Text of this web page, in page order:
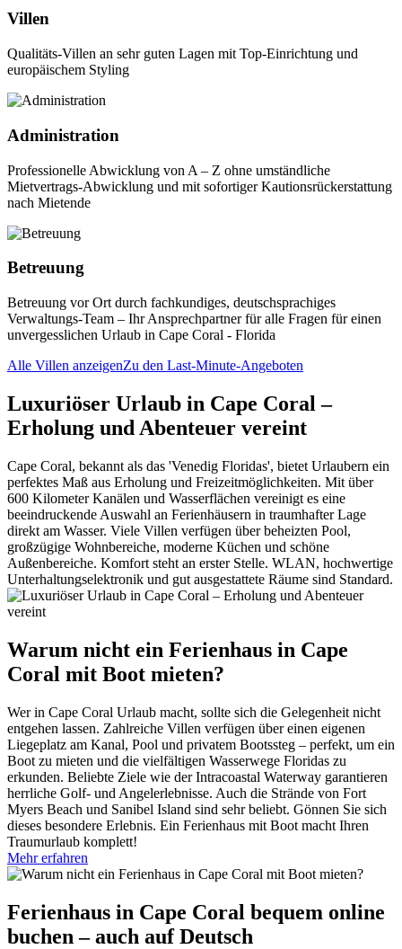
Villen
Qualitäts-Villen an sehr guten Lagen mit Top-Einrichtung und
europäischem Styling
Administration
Professionelle Abwicklung von A – Z ohne umständliche
Mietvertrags-Abwicklung und mit sofortiger Kautionsrückerstattung
nach Mietende
Betreuung
Betreuung vor Ort durch fachkundiges, deutschsprachiges
Verwaltungs-Team – Ihr Ansprechpartner für alle Fragen für einen
unvergesslichen Urlaub in Cape Coral - Florida
Alle Villen anzeigenZu den Last-Minute-Angeboten
Luxuriöser Urlaub in Cape Coral –
Erholung und Abenteuer vereint
Cape Coral, bekannt als das 'Venedig Floridas', bietet Urlaubern ein
perfektes Maß aus Erholung und Freizeitmöglichkeiten. Mit über
600 Kilometer Kanälen und Wasserflächen vereinigt es eine
beeindruckende Auswahl an Ferienhäusern in traumhafter Lage
direkt am Wasser. Viele Villen verfügen über beheizten Pool,
großzügige Wohnbereiche, moderne Küchen und schöne
Außenbereiche. Komfort steht an erster Stelle. WLAN, hochwertige
Unterhaltungselektronik und gut ausgestattete Räume sind Standard.
Warum nicht ein Ferienhaus in Cape
Coral mit Boot mieten?
Wer in Cape Coral Urlaub macht, sollte sich die Gelegenheit nicht
entgehen lassen. Zahlreiche Villen verfügen über einen eigenen
Liegeplatz am Kanal, Pool und privatem Bootssteg – perfekt, um ein
Boot zu mieten und die vielfältigen Wasserwege Floridas zu
erkunden. Beliebte Ziele wie der Intracoastal Waterway garantieren
herrliche Golf- und Angelerlebnisse. Auch die Strände von Fort
Myers Beach und Sanibel Island sind sehr beliebt. Gönnen Sie sich
dieses besondere Erlebnis. Ein Ferienhaus mit Boot macht Ihren
Traumurlaub komplett!
Mehr erfahren
Ferienhaus in Cape Coral bequem online
buchen – auch auf Deutsch